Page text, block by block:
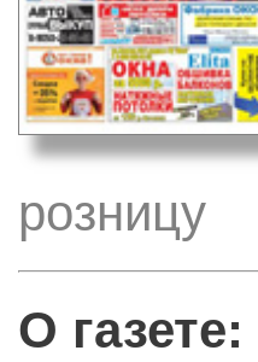
розницу
О газете: